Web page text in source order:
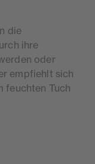
die
ihre
oder
empfiehlt sich
feuchten Tuch